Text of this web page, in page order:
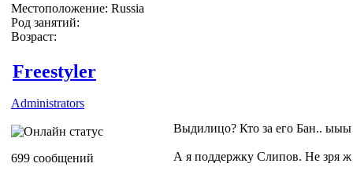
Местоположение: Russia
Род занятий:
Возраст:
Freestyler
Administrators
699 сообщений
Выдилицо? Кто за его Бан..
А я поддержку Слипов. Не зря ж